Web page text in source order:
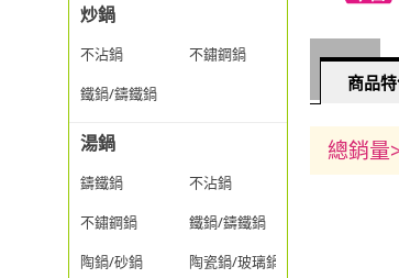
炒鍋
不沾鍋
不鏽鋼鍋
鐵鍋/鑄鐵鍋
湯鍋
鑄鐵鍋
不沾鍋
不鏽鋼鍋
鐵鍋/鑄鐵鍋
陶鍋/砂鍋
陶瓷鍋/玻璃鍋/透明鍋
商品
總銷量